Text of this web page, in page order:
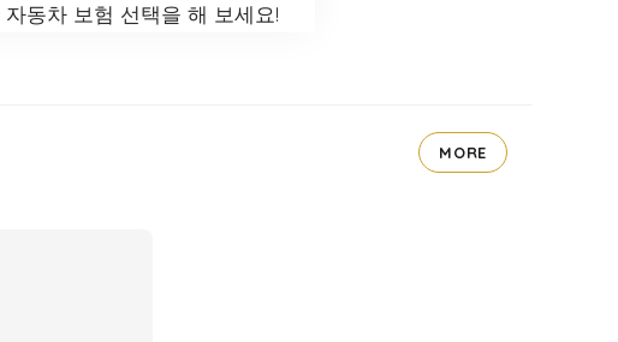
동차 보험 선택을 해 보세요!
MORE